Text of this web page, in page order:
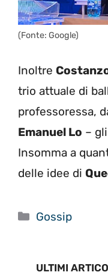
(Fonte: Google)
Inoltre
trio attuale di
professoressa,
Emanuel Lo –
Insomma a
delle idee di
Categorie
Gossip
ULTIMI